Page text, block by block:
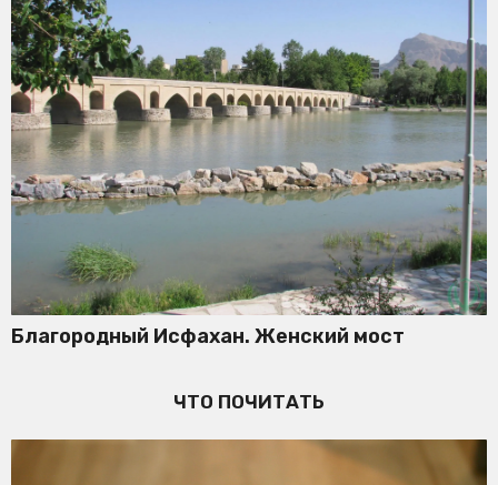
Благородный Исфахан. Женский мост
ЧТО ПОЧИТАТЬ